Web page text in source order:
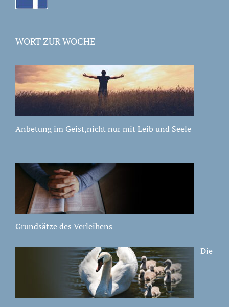
WORT ZUR WOCHE
Anbetung im Geist,nicht nur mit Leib und Seele
Grundsätze des Verleihens
Die